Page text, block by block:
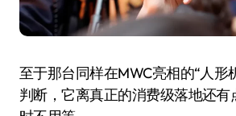
至于那台同样在MWC亮相的“人形
判断，它离真正的消费级落地还有